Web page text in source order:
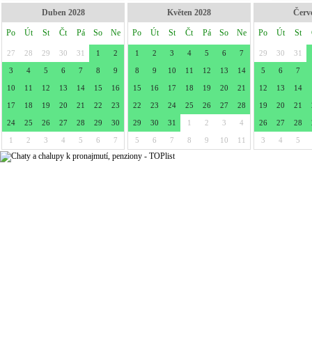
Duben 2028
Po Út St Čt Pá So Ne
27 28 29 30 31 1 2
3 4 5 6 7 8 9
10 11 12 13 14 15 16
17 18 19 20 21 22 23
24 25 26 27 28 29 30
1 2 3 4 5 6 7
Květen 2028
Po Út St Čt Pá So Ne
1 2 3 4 5 6 7
8 9 10 11 12 13 14
15 16 17 18 19 20 21
22 23 24 25 26 27 28
29 30 31 1 2 3 4
5 6 7 8 9 10 11
Po Út St
29 30 31
5 6 7
12 13 14
19 20 21
26 27 28
3 4 5